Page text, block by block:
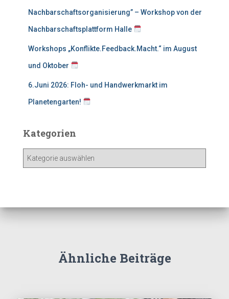
Nachbarschaftsorganisierung” – Workshop von der
Nachbarschaftsplattform Halle
Workshops „Konflikte.Feedback.Macht.“ im August
und Oktober
6.Juni 2026: Floh- und Handwerkmarkt im
Planetengarten!
Kategorien
o
Ähnliche Beiträge